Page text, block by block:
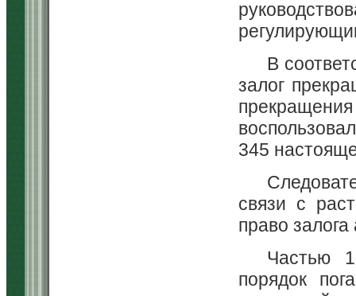
В
залог
345
связи с
право
Частью
порядок